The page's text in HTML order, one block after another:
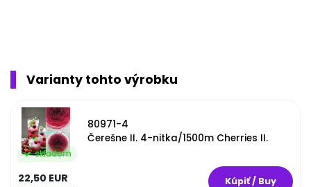
Varianty tohto výrobku
80971-4
Čerešne II. 4-nitka/1500m Cherries II.
skladom
22,50 EUR